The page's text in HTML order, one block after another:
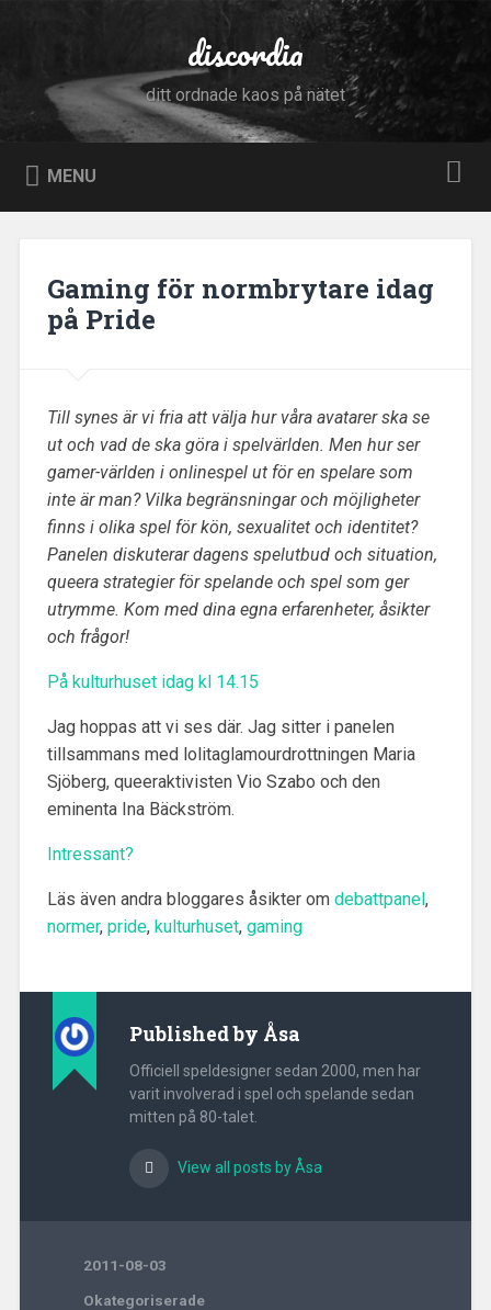
discordia
ditt ordnade kaos på nätet
MENU
Gaming för normbrytare idag
på Pride
Till synes är vi fria att välja hur våra avatarer ska se
ut och vad de ska göra i spelvärlden. Men hur ser
gamer-världen i onlinespel ut för en spelare som
inte är man?Vilka begränsningar och möjligheter
finns i olika spel för kön, sexualitet och identitet?
Panelen diskuterar dagens spelutbud och situation,
queera strategier för spelande och spel som ger
utrymme. Kom med dina egna erfarenheter, åsikter
och frågor!
På kulturhuset idag kl 14.15
Jag hoppas att vi ses där. Jag sitter i panelen
tillsammans med lolitaglamourdrottningen Maria
Sjöberg, queeraktivisten Vio Szabo och den
eminenta Ina Bäckström.
Intressant?
Läs även andra bloggares åsikter om debattpanel,
normer, pride, kulturhuset, gaming
Published by Åsa
Officiell speldesigner sedan 2000, men har
varit involverad i spel och spelande sedan
mitten på 80-talet.
View all posts by Åsa
2011-08-03
Okategoriserade